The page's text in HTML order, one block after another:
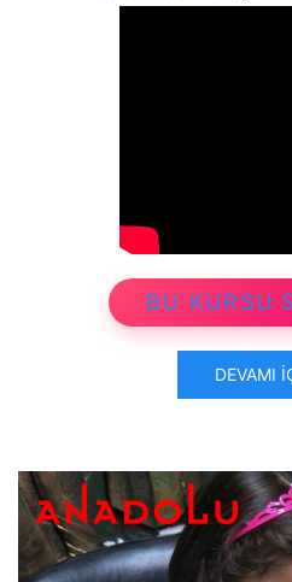
BU KURSU
DEVAMI